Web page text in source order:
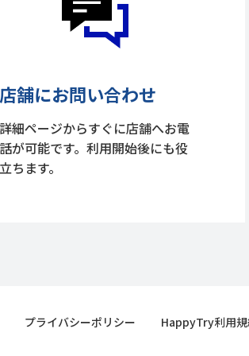
舗にお問い合わせ
細ページからすぐに店舗へお電
が可能です。利用開始後にも役
ちます。
プライバシーポリシー HappyTry利用